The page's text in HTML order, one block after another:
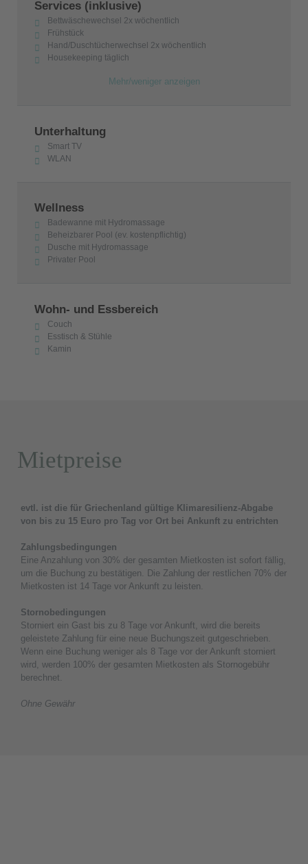
Services (inklusive)
Bettwäschewechsel 2x wöchentlich
Frühstück
Hand/Duschtücherwechsel 2x wöchentlich
Housekeeping täglich
Mehr/weniger anzeigen
Unterhaltung
Smart TV
WLAN
Wellness
Badewanne mit Hydromassage
Beheizbarer Pool (ev. kostenpflichtig)
Dusche mit Hydromassage
Privater Pool
Wohn- und Essbereich
Couch
Esstisch & Stühle
Kamin
Mietpreise
evtl. ist die für Griechenland gültige Klimaresilienz-Abgabe
von bis zu 15 Euro pro Tag vor Ort bei Ankunft zu entrichten
Zahlungsbedingungen
Eine Anzahlung von 30% der gesamten Mietkosten ist sofort fällig,
um die Buchung zu bestätigen. Die Zahlung der restlichen 70% der
Mietkosten ist 14 Tage vor Ankunft zu leisten.
Stornobedingungen
Storniert ein Gast bis zu 8 Tage vor Ankunft, wird die bereits
geleistete Zahlung für eine neue Buchungszeit gutgeschrieben.
Wenn eine Buchung weniger als 8 Tage vor der Ankunft storniert
wird, werden 100% der gesamten Mietkosten als Stornogebühr
berechnet.
Ohne Gewähr